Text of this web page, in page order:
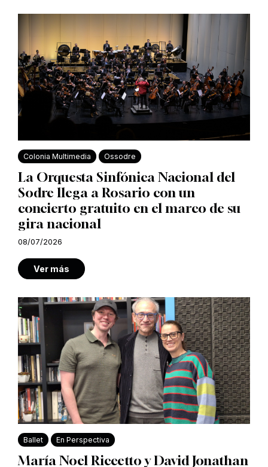
Colonia Multimedia Ossodre
La Orquesta Sinfónica Nacional del
Sodre llega a Rosario con un
concierto gratuito en el marco de su
gira nacional
08/07/2026
Ver más
Ballet En Perspectiva
María Noel Riccetto y David Jonathan